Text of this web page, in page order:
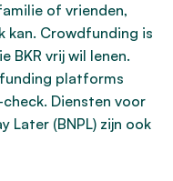
of vrienden,
kan. Crowdfunding is
BKR vrij wil lenen.
platforms
Diensten voor
Later (BNPL) zijn ook